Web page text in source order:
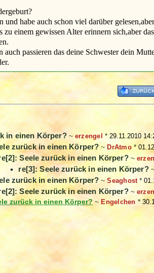
und habe auch schon viel darüber
einem gewissen Alter erinnern sich,aber
auch passieren das deine Schwester dein
in einen Körper?~ erzengel * 29.11.2010
zurück in einen Körper? ~ DrAtmo*
Seele zurück in einen Körper?~
re[3]: Seele zurück in einen Körper?
zurück in einen Körper? ~Seaghost*
Seele zurück in einen Körper?~
zurück in einen Körper? ~ Engelchen *